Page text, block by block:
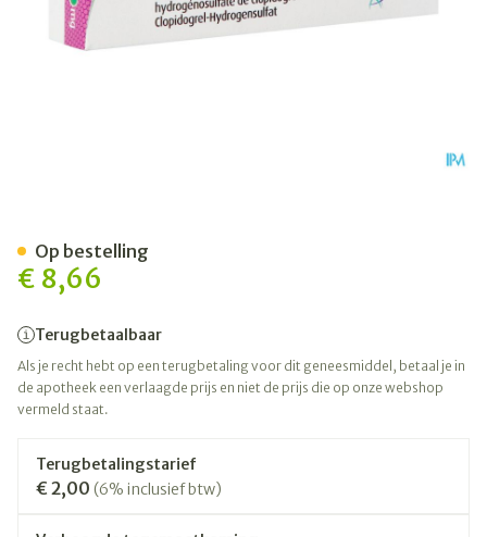
€ 8,66
Terugbetaalbaar
Als je recht hebt op een terugbetaling voor dit geneesmiddel, betaal je in
de apotheek een verlaagde prijs en niet de prijs die op onze webshop
vermeld staat.
Terugbetalingstarief
€ 2,00 (6% inclusief btw)
Op bestelling